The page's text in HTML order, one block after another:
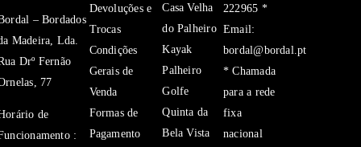
– Bordados
Madeira, Lda.
Drº Fernão
77
de
:
Devoluções e
Trocas
Condições
Gerais de
Venda
Formas de
Pagamento
Casa Velha
do Palheiro
Kayak
Palheiro
Golfe
Quinta da
Bela Vista
222965 *
Email:
bordal@bordal.pt
* Chamada
para a rede
fixa
nacional